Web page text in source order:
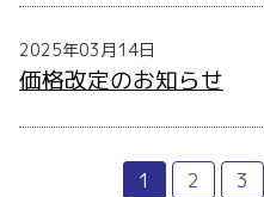
2025年03月14日
価格改定のお知らせ
1 2 3